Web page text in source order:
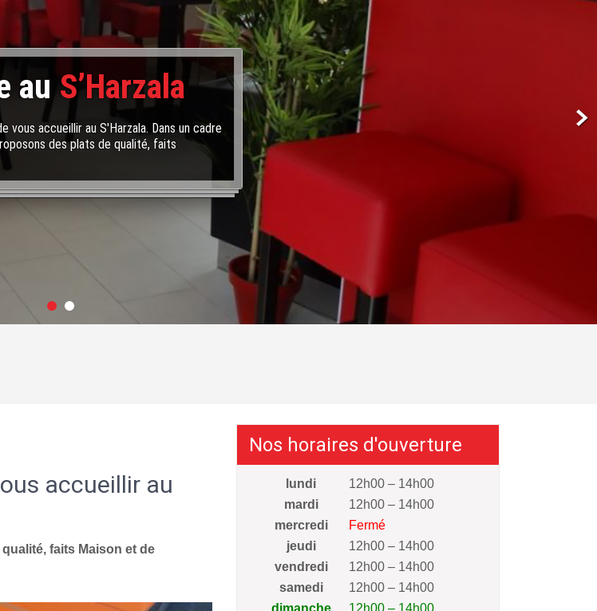
au S’Harzala
vous accueillir au S'Harzala. Dans un cadre
des plats de qualité, faits
accueillir au
faits Maison et de
Nos horaires d'ouverture
lundi
12h00 – 14h00
mardi
12h00 – 14h00
mercredi
Fermé
jeudi
12h00 – 14h00
vendredi
12h00 – 14h00
samedi
12h00 – 14h00
dimanche
12h00 – 14h00